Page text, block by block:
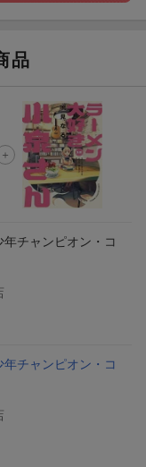
品
年チャンピオン・コ
年チャンピオン・コ